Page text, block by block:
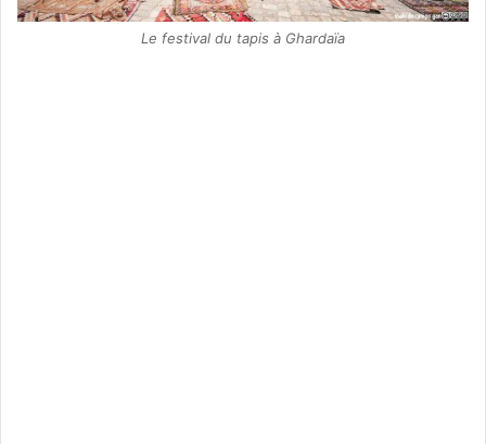
Le festival du tapis à Ghardaïa